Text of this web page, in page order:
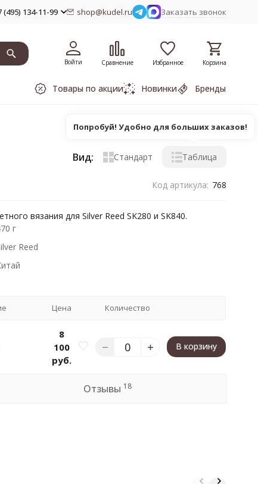
(495) 134-11-99 shop@kudel.ru Заказать звонок
Войти Сравнение Избранное Корзина
Товары по акции Новинки Бренды
Вид: Стандарт Таблица
Код артикула: 768
вязания для Silver Reed SK280 и SK840.
г
Reed
Цена Количество
8
100
руб.
В корзину
Отзывы 18
Попробуй! Удобно для больших заказов!